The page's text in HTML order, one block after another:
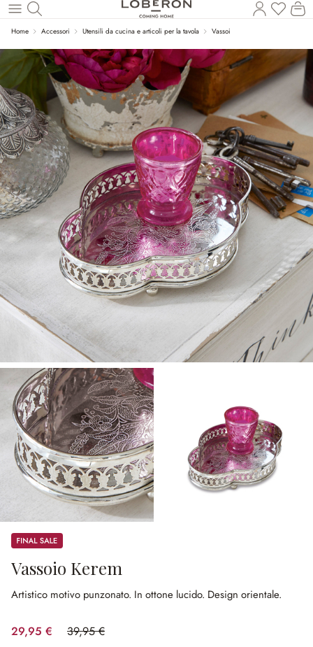
Torna al contenuto principale
Hai 0Il
Home Accessori Utensili da cucina e articoli per la tavola Vassoi
Sale
Vassoio Kerem
Artistico motivo punzonato. In ottone lucido. Design orientale.
29,95 € 39,95 €
(risparmio 25.03%)